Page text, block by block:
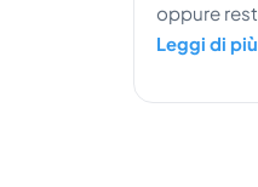
oppure
aspettiamo
Leggi di